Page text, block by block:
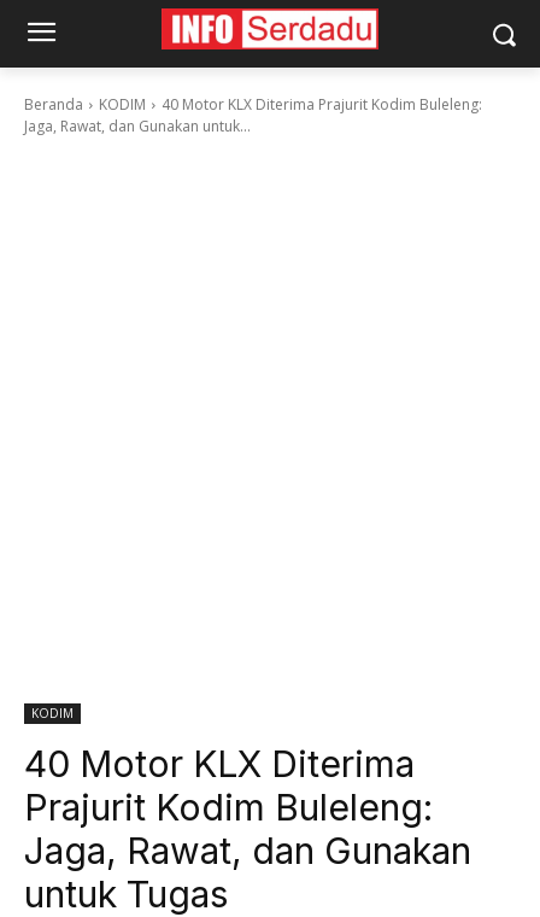
Beranda KODIM
40 Motor KLX Diterima Prajurit Kodim Buleleng:
Jaga, Rawat, dan Gunakan untuk...
KODIM
40 Motor KLX Diterima
Prajurit Kodim Buleleng:
Jaga, Rawat, dan Gunakan
untuk Tugas